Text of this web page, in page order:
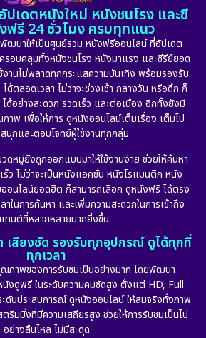
(5)
(56)
(10)
(21)
(882)
(17)
(101)
(17)
(10)
1971 1962
เดตหนังใหม่ หนังชนโรง และซี
ฟรี 24 ชั่วโมง ครบทุกแนว
ฒนาให้เป็นศูนย์รวม หนังฟรีออนไลน์ ที่อัปเดต
รอบคลุมทั้งหนังชนโรง หนังมาแรง และซีรีย์ยอด
งานไม่พลาดทุกกระแสความบันเทิง พร้อมรองรับ
ตลอดเวลา ไม่ว่าจะช่วงเช้า กลางวัน หรือดึก ก็
ด้อย่างสะดวก รวดเร็ว และต่อเนื่อง อีกทั้งยังมี
าพ เพื่อให้การ ดูหนังออนไลน์เต็มเรื่อง เต็มไป
นุกและตอบโจทย์ผู้ใช้งานทุกกลุ่ม
ดหมู่ยังถูกออกแบบมาให้ใช้งานง่าย ช่วยให้ค้นหา
ว ไม่ว่าจะเป็นหนังแอคชั่น หนังโรแมนติก หนัง
อนไลน์ยอดฮิต ก็สามารถเลือก ดูหนังฟรี ได้ตรง
ในการค้นหา และเพิ่มความสะดวกในการเข้าถึง
ทนต์ที่หลากหลายมากยิ่งขึ้น
เสียงชัด รองรับทุกอุปกรณ์ ดูได้ทุกที่
ทุกเวลา
ณภาพของการรับชมเป็นอย่างมาก โดยพัฒนา
งดูฟรี ในระดับความคมชัดสูง ตั้งแต่ HD, Full
ดับประสบการณ์ ดูหนังออนไลน์ ให้สมจริงทั้งภาพ
รีมมิ่งที่มีความเสถียรสูง ช่วยให้การรับชมเป็นไป
อย่างลื่นไหล ไม่มีสะดุด